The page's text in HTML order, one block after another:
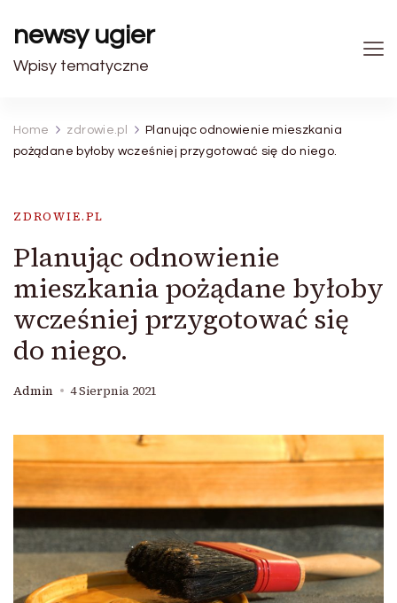
newsy ugier
Wpisy tematyczne
Home zdrowie.pl
Planując odnowienie mieszkania
pożądane byłoby wcześniej przygotować się do niego.
ZDROWIE.PL
Planując odnowienie
mieszkania pożądane byłoby
wcześniej przygotować się
do niego.
Admin 4 Sierpnia 2021